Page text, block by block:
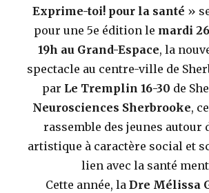
Exprime-toi! pour la santé »
pour une 5e édition le mardi
19h au Grand-Espace, la
spectacle au centre-ville de
par Le Tremplin 16-30 de
Neurosciences Sherbrooke,
rassemble des jeunes autour
artistique à caractère social et
lien avec la santé
Cette année, la Dre Mélissa